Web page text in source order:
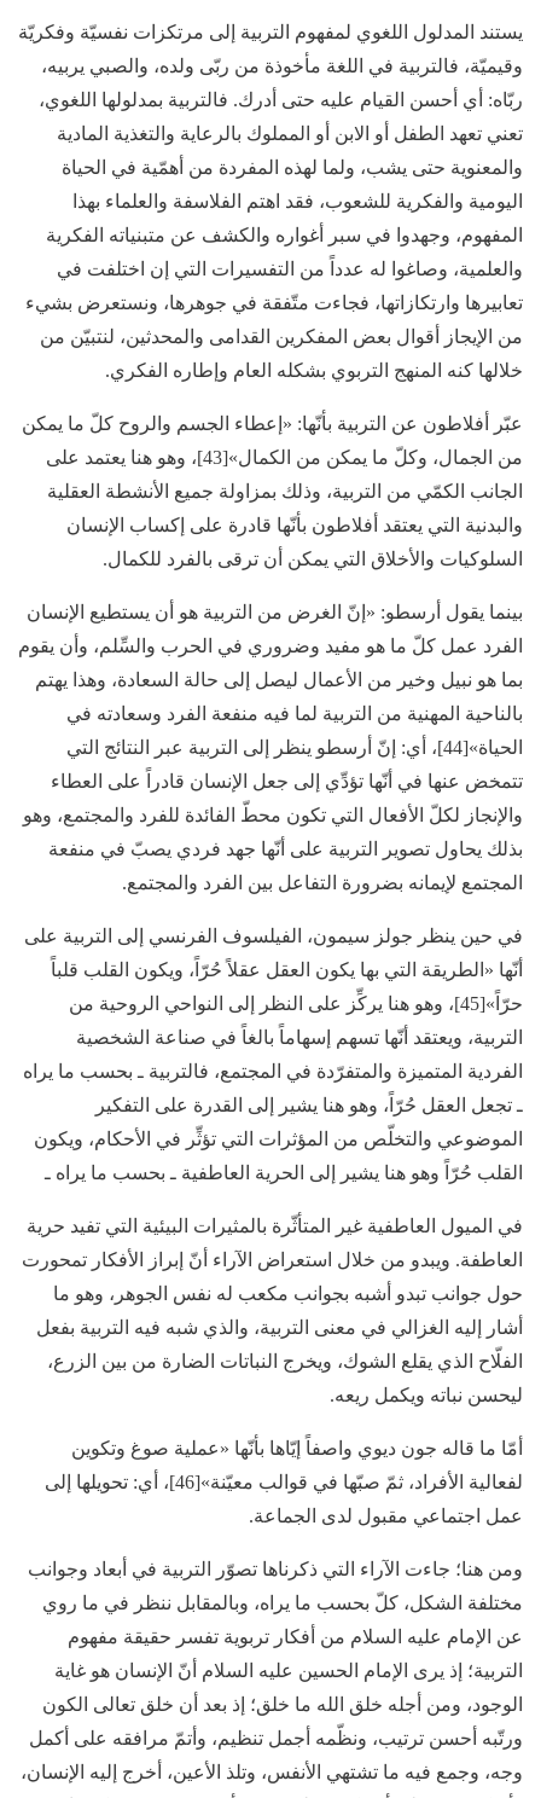
يستند المدلول اللغوي لمفهوم التربية إلى مرتكزات نفسيّة وفكريّة
وقيميّة، فالتربية في اللغة مأخوذة من ربّى ولده، والصبي يربيه،
ربّاه: أي أحسن القيام عليه حتى أدرك. فالتربية بمدلولها اللغوي،
تعني تعهد الطفل أو الابن أو المملوك بالرعاية والتغذية المادية
والمعنوية حتى يشب، ولما لهذه المفردة من أهمّية في الحياة
اليومية والفكرية للشعوب، فقد اهتم الفلاسفة والعلماء بهذا
المفهوم، وجهدوا في سبر أغواره والكشف عن متبنياته الفكرية
والعلمية، وصاغوا له عدداً من التفسيرات التي إن اختلفت في
تعابيرها وارتكازاتها، فجاءت متّفقة في جوهرها، ونستعرض بشيء
من الإيجاز أقوال بعض المفكرين القدامى والمحدثين، لنتبيّن من
خلالها كنه المنهج التربوي بشكله العام وإطاره الفكري.
عبّر أفلاطون عن التربية بأنّها: «إعطاء الجسم والروح كلّ ما يمكن
من الجمال، وكلّ ما يمكن من الكمال»[43]، وهو هنا يعتمد على
الجانب الكمّي من التربية، وذلك بمزاولة جميع الأنشطة العقلية
والبدنية التي يعتقد أفلاطون بأنّها قادرة على إكساب الإنسان
السلوكيات والأخلاق التي يمكن أن ترقى بالفرد للكمال.
بينما يقول أرسطو: «إنّ الغرض من التربية هو أن يستطيع الإنسان
الفرد عمل كلّ ما هو مفيد وضروري في الحرب والسِّلم، وأن يقوم
بما هو نبيل وخير من الأعمال ليصل إلى حالة السعادة، وهذا يهتم
بالناحية المهنية من التربية لما فيه منفعة الفرد وسعادته في
الحياة»[44]، أي: إنّ أرسطو ينظر إلى التربية عبر النتائج التي
تتمخض عنها في أنّها تؤدِّي إلى جعل الإنسان قادراً على العطاء
والإنجاز لكلّ الأفعال التي تكون محطّ الفائدة للفرد والمجتمع، وهو
بذلك يحاول تصوير التربية على أنّها جهد فردي يصبّ في منفعة
المجتمع لإيمانه بضرورة التفاعل بين الفرد والمجتمع.
في حين ينظر جولز سيمون، الفيلسوف الفرنسي إلى التربية على
أنّها «الطريقة التي بها يكون العقل عقلاً حُرّاً، ويكون القلب قلباً
حرّاً»[45]، وهو هنا يركِّز على النظر إلى النواحي الروحية من
التربية، ويعتقد أنّها تسهم إسهاماً بالغاً في صناعة الشخصية
الفردية المتميزة والمتفرّدة في المجتمع، فالتربية ـ بحسب ما يراه
ـ تجعل العقل حُرّاً، وهو هنا يشير إلى القدرة على التفكير
الموضوعي والتخلّص من المؤثرات التي تؤثِّر في الأحكام، ويكون
القلب حُرّاً وهو هنا يشير إلى الحرية العاطفية ـ بحسب ما يراه ـ
في الميول العاطفية غير المتأثّرة بالمثيرات البيئية التي تفيد حرية
العاطفة. ويبدو من خلال استعراض الآراء أنّ إبراز الأفكار تمحورت
حول جوانب تبدو أشبه بجوانب مكعب له نفس الجوهر، وهو ما
أشار إليه الغزالي في معنى التربية، والذي شبه فيه التربية بفعل
الفلّاح الذي يقلع الشوك، ويخرج النباتات الضارة من بين الزرع،
ليحسن نباته ويكمل ريعه.
أمّا ما قاله جون ديوي واصفاً إيّاها بأنّها «عملية صوغ وتكوين
لفعالية الأفراد، ثمّ صبّها في قوالب معيّنة»[46]، أي: تحويلها إلى
عمل اجتماعي مقبول لدى الجماعة.
ومن هنا؛ جاءت الآراء التي ذكرناها تصوّر التربية في أبعاد وجوانب
مختلفة الشكل، كلّ بحسب ما يراه، وبالمقابل ننظر في ما روي
عن الإمام عليه السلام من أفكار تربوية تفسر حقيقة مفهوم
التربية؛ إذ يرى الإمام الحسين عليه السلام أنّ الإنسان هو غاية
الوجود، ومن أجله خلق الله ما خلق؛ إذ بعد أن خلق تعالى الكون
ورتّبه أحسن ترتيب، ونظّمه أجمل تنظيم، وأتمّ مرافقه على أكمل
وجه، وجمع فيه ما تشتهي الأنفس، وتلذ الأعين، أخرج إليه الإنسان،